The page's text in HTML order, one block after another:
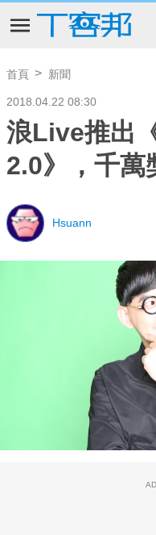
首頁 新聞
2018.04.22 08:30
浪Live推出
2.0》，千萬
Hsuann